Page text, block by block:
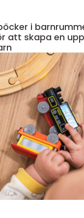
i
att skapa en